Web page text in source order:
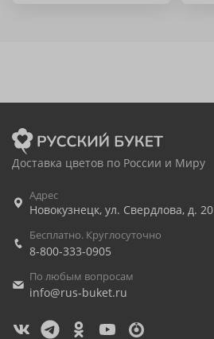
Доставка цветов по России и Миру
Адрес
Новокузнецк, ул. Свердлова, д. 20
Бесплатно. Круглосуточно
8-800-333-0905
По любым вопросам
info@rus-buket.ru